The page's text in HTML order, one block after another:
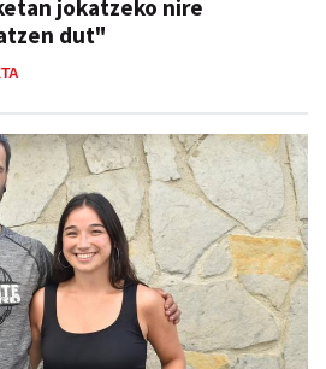
jokatzeko nire
dut"